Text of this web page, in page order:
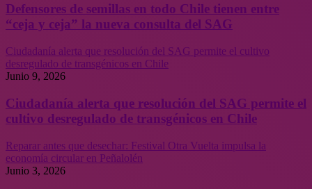
Defensores de semillas en todo Chile tienen entre
“ceja y ceja” la nueva consulta del SAG
Ciudadanía alerta que resolución del SAG permite el cultivo
desregulado de transgénicos en Chile
Junio 9, 2026
Ciudadanía alerta que resolución del SAG permite el
cultivo desregulado de transgénicos en Chile
Reparar antes que desechar: Festival Otra Vuelta impulsa la
economía circular en Peñalolén
Junio 3, 2026